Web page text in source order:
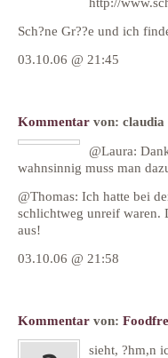
Sch?ne Gr??e und ich
03.10.06 @ 21:45
Kommentar von: claudia
@Laura:
wahnsinnig muss man
@Thomas: Ich hatte bei
schlichtweg unreif waren.
aus!
03.10.06 @ 21:58
Kommentar von:
sieht, ?hm,n